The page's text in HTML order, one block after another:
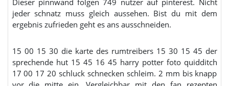
jeder schnatz muss gleich aussehen. Bist du mit dem
ergebnis zufrieden geht es ans ausschneiden.
15 00 15 30 die karte des rumtreibers 15 30 15 45 der
sprechende hut 15 45 16 45 harry potter foto quidditch
17 00 17 20 schluck schnecken schleim. 2 mm bis knapp